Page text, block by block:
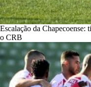
Escalação da Chapecoense:
o CRB